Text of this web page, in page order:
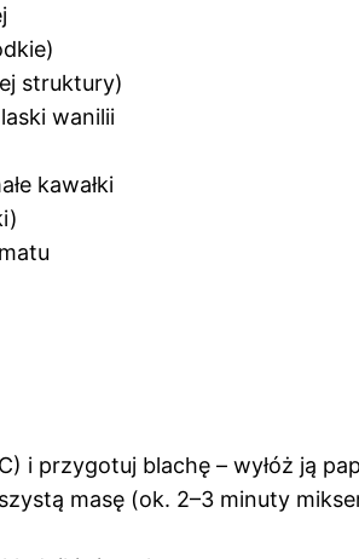
struktury)
wanilii
kawałki
i przygotuj blachę – wyłóż ją
masę (ok. 2–3 minuty